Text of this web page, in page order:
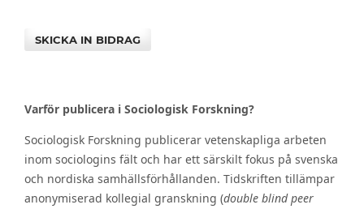
SKICKA IN BIDRAG
Varför publicera i Sociologisk Forskning?
Sociologisk Forskning publicerar vetenskapliga arbeten
inom sociologins fält och har ett särskilt fokus på svenska
och nordiska samhällsförhållanden. Tidskriften tillämpar
anonymiserad kollegial granskning (double blind peer